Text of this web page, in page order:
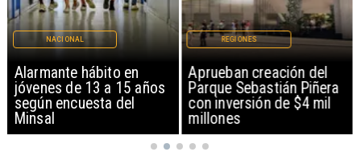
Alarmante hábito en
jóvenes de 13 a 15 años
según encuesta del
Minsal
NACIONAL
Aprueban creación del
Parque Sebastián Piñera
con inversión de $4 mil
millones
REGIONES